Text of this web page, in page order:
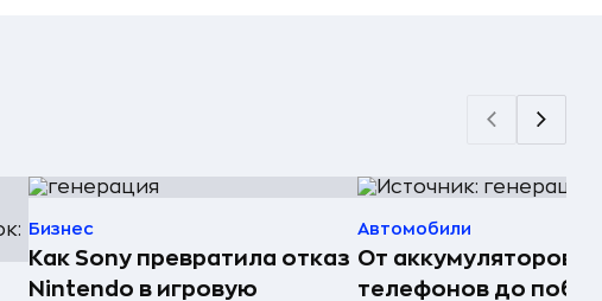
Бизнес
Как Sony превратила отказ
Nintendo в игровую
Автомобили
От аккумуляторов
телефонов до